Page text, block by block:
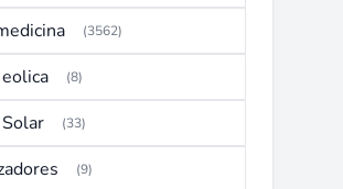
(3562)
(8)
(33)
(9)